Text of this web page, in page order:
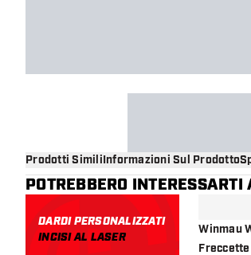
Prodotti SimiliInformazioni Sul Prodotto
POTREBBERO
DARDI PERSONALIZZATI
INCISI AL LASER
Winmau